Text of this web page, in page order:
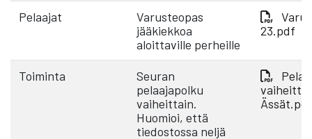
Pelaajat
Varusteopas
jääkiekkoa
aloittaville perheille
23.pdf
Toiminta
Seuran
pelaajapolku
vaiheittain.
Huomioi, että
tiedostossa neljä
Ässät.pdf